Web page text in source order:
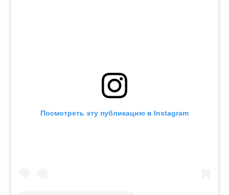
Посмотреть эту публикацию в Instagram